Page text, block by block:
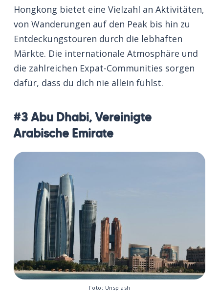
Hongkong bietet eine Vielzahl an Aktivitäten,
von Wanderungen auf den Peak bis hin zu
Entdeckungstouren durch die lebhaften
Märkte. Die internationale Atmosphäre und
die zahlreichen Expat-Communities sorgen
dafür, dass du dich nie allein fühlst.
#3 Abu Dhabi, Vereinigte
Arabische Emirate
Foto: Unsplash